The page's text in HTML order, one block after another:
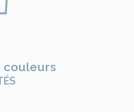
couleurs